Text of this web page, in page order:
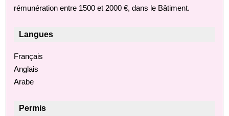
rémunération entre 1500 et 2000 €, dans le Bâtiment.
Langues
Français
Anglais
Arabe
Permis